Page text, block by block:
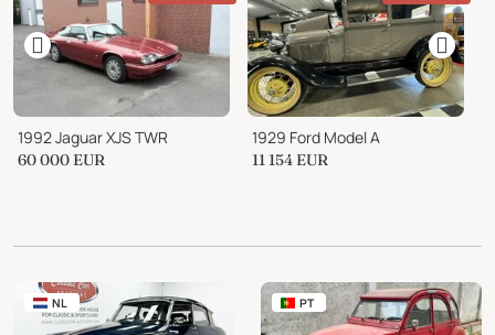
1992 Jaguar XJS TWR
60 000 EUR
1929 Ford Model A
11 154 EUR
NL PT